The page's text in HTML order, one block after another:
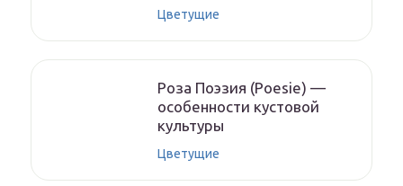
Цветущие
Роза Поэзия (Poesie) —
особенности кустовой
культуры
Цветущие